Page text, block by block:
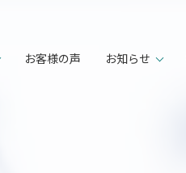
お客様の声 お知らせ